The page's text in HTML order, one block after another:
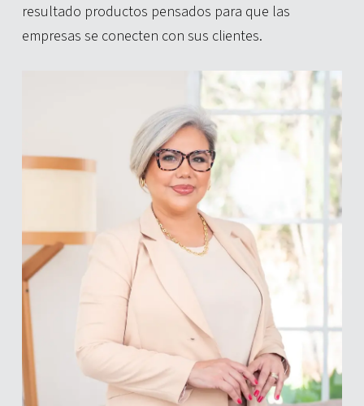
resultado productos pensados para que las
empresas se conecten con sus clientes.